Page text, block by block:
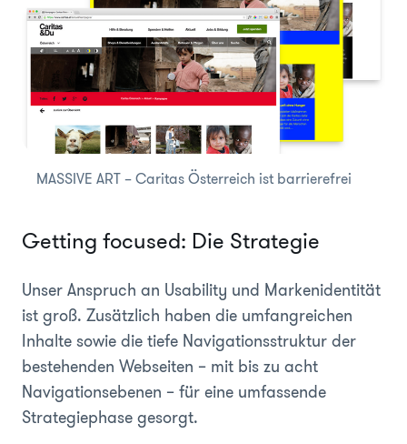
MASSIVE ART – Caritas Österreich ist barrierefrei
Getting focused: Die Strategie
Unser Anspruch an Usability und Markenidentität
ist groß. Zusätzlich haben die umfangreichen
Inhalte sowie die tiefe Navigationsstruktur der
bestehenden Webseiten – mit bis zu acht
Navigationsebenen – für eine umfassende
Strategiephase gesorgt.